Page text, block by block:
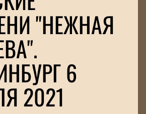
"НЕЖНАЯ
6
2021